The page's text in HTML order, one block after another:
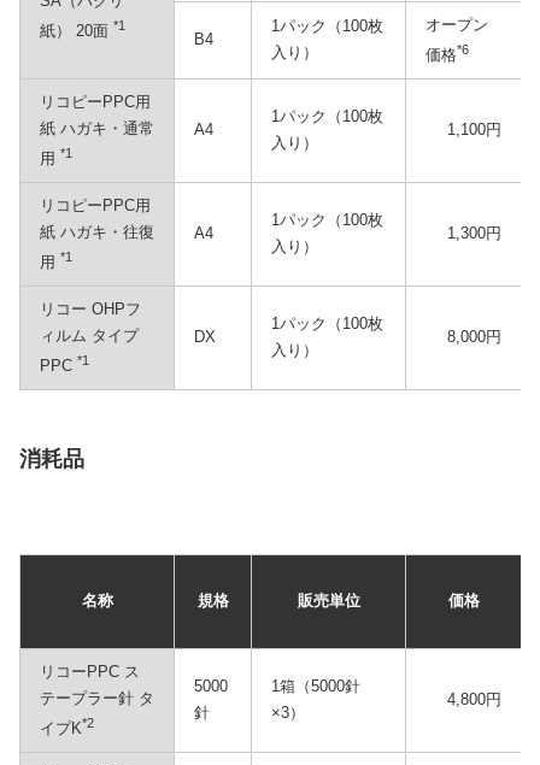
紙） 20面 *1
B4
1パック（100枚
入り）
オープン
価格*6
リコピーPPC用
紙 ハガキ・通常
用 *1
A4
1パック（100枚
入り）
1,100円
リコピーPPC用
紙 ハガキ・往復
用 *1
A4
1パック（100枚
入り）
1,300円
リコー OHPフ
ィルム タイプ
PPC *1
DX
1パック（100枚
入り）
8,000円
消耗品
名称 規格 販売単位 価格
リコーPPC ス
テープラー針 タ
イプK*2
5000
針
1箱（5000針
×3）
4,800円